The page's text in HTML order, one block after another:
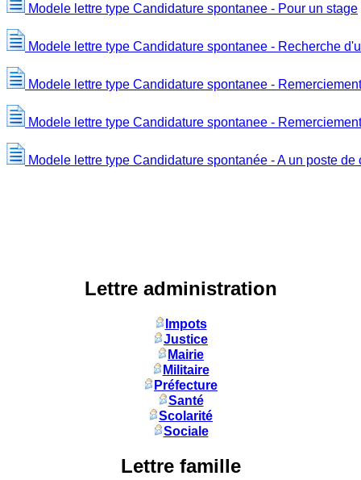
Modele lettre type Candidature spontanee - Pour un stage
Modele lettre type Candidature spontanee - Recherche
Modele lettre type Candidature spontanee -
Modele lettre type Candidature spontanee -
Modele lettre type Candidature spontanée - A un poste de
Lettre administration
Impots
Justice
Mairie
Militaire
Préfecture
Santé
Scolarité
Sociale
Lettre famille